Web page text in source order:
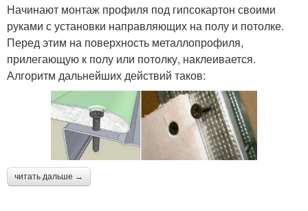
Начинают монтаж профиля под гипсокартон своими
руками с установки направляющих на полу и потолке.
Перед этим на поверхность металлопрофиля,
прилегающую к полу или потолку, наклеивается.
Алгоритм дальнейших действий таков:
читать дальше →